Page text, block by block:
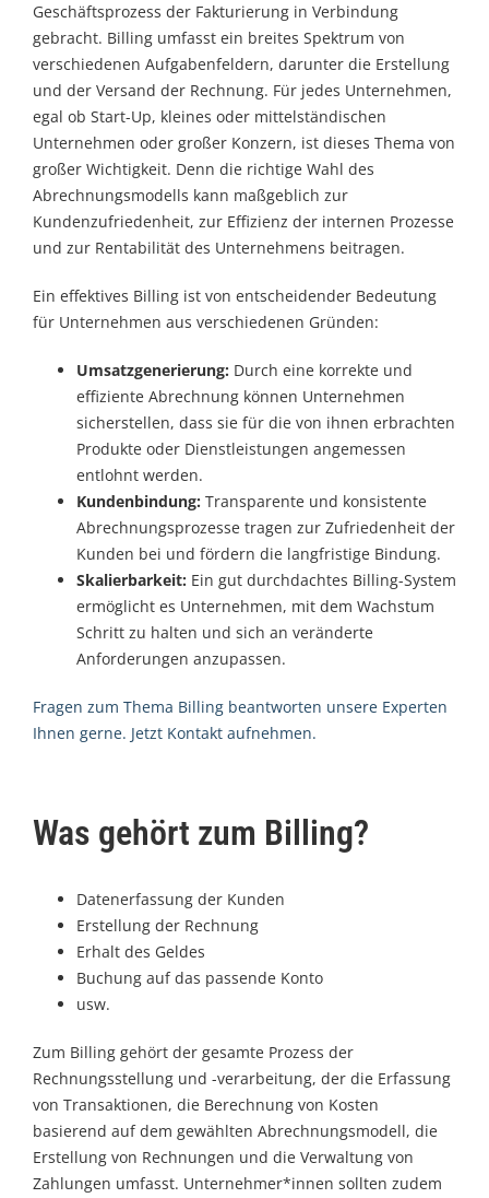
Geschäftsprozess der Fakturierung in Verbindung
gebracht. Billing umfasst ein breites Spektrum von
verschiedenen Aufgabenfeldern, darunter die Erstellung
und der Versand der Rechnung. Für jedes Unternehmen,
egal ob Start-Up, kleines oder mittelständischen
Unternehmen oder großer Konzern, ist dieses Thema von
großer Wichtigkeit. Denn die richtige Wahl des
Abrechnungsmodells kann maßgeblich zur
Kundenzufriedenheit, zur Effizienz der internen Prozesse
und zur Rentabilität des Unternehmens beitragen.
Ein effektives Billing ist von entscheidender Bedeutung
für Unternehmen aus verschiedenen Gründen:
Umsatzgenerierung: Durch eine korrekte und
effiziente Abrechnung können Unternehmen
sicherstellen, dass sie für die von ihnen erbrachten
Produkte oder Dienstleistungen angemessen
entlohnt werden.
Kundenbindung: Transparente und konsistente
Abrechnungsprozesse tragen zur Zufriedenheit der
Kunden bei und fördern die langfristige Bindung.
Skalierbarkeit: Ein gut durchdachtes Billing-System
ermöglicht es Unternehmen, mit dem Wachstum
Schritt zu halten und sich an veränderte
Anforderungen anzupassen.
Fragen zum Thema Billing beantworten unsere Experten
Ihnen gerne. Jetzt Kontakt aufnehmen.
Was gehört zum Billing?
Datenerfassung der Kunden
Erstellung der Rechnung
Erhalt des Geldes
Buchung auf das passende Konto
usw.
Zum Billing gehört der gesamte Prozess der
Rechnungsstellung und -verarbeitung, der die Erfassung
von Transaktionen, die Berechnung von Kosten
basierend auf dem gewählten Abrechnungsmodell, die
Erstellung von Rechnungen und die Verwaltung von
Zahlungen umfasst. Unternehmer*innen sollten zudem